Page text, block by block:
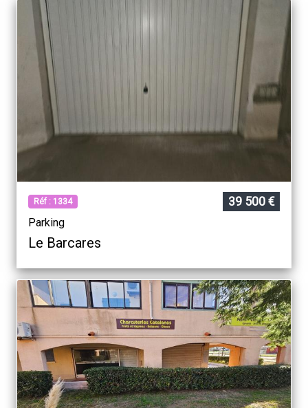
Réf : 1334 39 500 €
Parking
Le Barcares